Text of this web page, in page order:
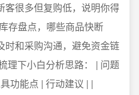
客很多但复购低，说明你得
存盘点，哪些商品快断
时和采购沟通，避免资金链
理下小白分析思路： | 问题
功能点 | 行动建议 | |